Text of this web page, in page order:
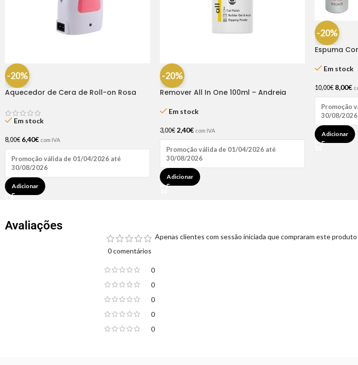
-20%
Aquecedor de Cera de Roll-on Rosa
Em stock
8,00€ 6,40€ com IVA
Promoção válida de 01/04/2026 até
30/08/2026
Adicionar
-20%
Remover All In One 100ml – Andreia
Em stock
3,00€ 2,40€ com IVA
Promoção válida de 01/04/2026 até
30/08/2026
Adicionar
-20%
Espuma
Em stock
10,00€ 8,00€
Promoção
30/08/2026
Adicionar
Avaliações
0 comentários
0
0
0
0
0
Apenas clientes com sessão iniciada que compraram este